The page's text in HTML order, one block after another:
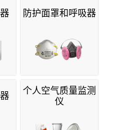
防护面罩和呼吸器
个人空气质量监测
仪